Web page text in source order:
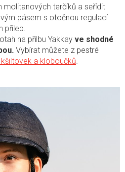
molitanových terčíků a seřídit
pásem s otočnou regulací
přileb.
na přilbu Yakkay ve shodné
Vybírat můžete z pestré
a kloboučků